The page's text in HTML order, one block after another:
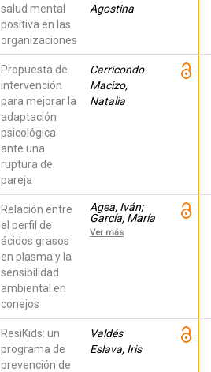
salud mental
positiva en las
organizaciones
Agostina
Propuesta de
intervención
para mejorar la
adaptación
psicológica
ante una
ruptura de
pareja
Carricondo
Macizo,
Natalia
Relación entre
el perfil de
ácidos grasos
en plasma y la
sensibilidad
ambiental en
conejos
Agea, Iván;
García, María
de la Luz;
Muelas,
Ver más
ResiKids: un
programa de
prevención de
Valdés
Eslava, Iris